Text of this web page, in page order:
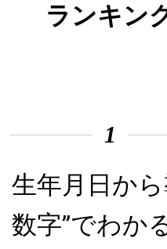
ランキン
1
生年月日か
数字”でわか